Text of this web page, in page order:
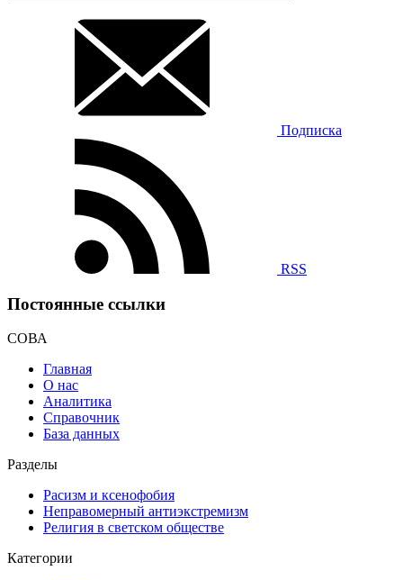
Подписка
RSS
Постоянные ссылки
СОВА
Главная
О нас
Аналитика
Справочник
База данных
Разделы
Расизм и ксенофобия
Неправомерный антиэкстремизм
Религия в светском обществе
Категории